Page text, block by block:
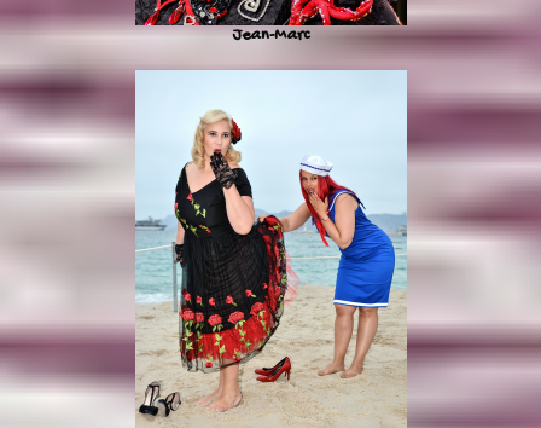
Jean-Marc